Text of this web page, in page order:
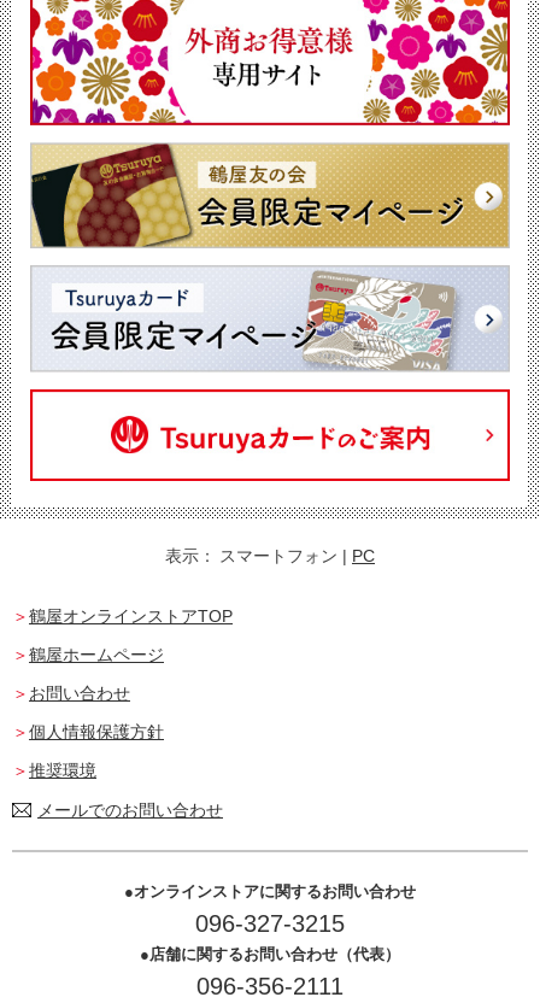
表示： スマートフォン | PC
鶴屋オンラインストアTOP
鶴屋ホームページ
お問い合わせ
個人情報保護方針
推奨環境
メールでのお問い合わせ
オンラインストアに関するお問い合わせ
096-327-3215
店舗に関するお問い合わせ（代表）
096-356-2111